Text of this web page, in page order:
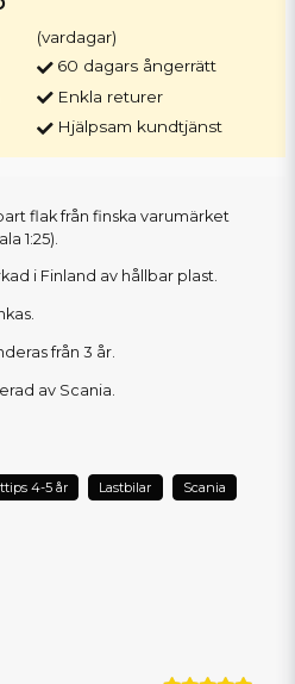
(vardagar)
60 dagars ångerrätt
Enkla returer
Hjälpsam kundtjänst
flak från finska varumärket
1:25).
i Finland av hållbar plast.
från 3 år.
av Scania.
4-5 år Lastbilar Scania